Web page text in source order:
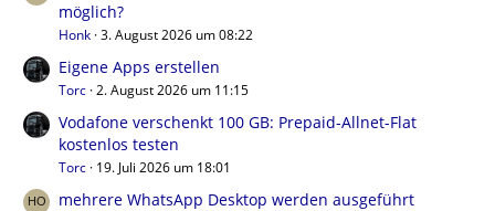
möglich?
Honk 3. August 2026 um 08:22
Eigene Apps erstellen
Torc 2. August 2026 um 11:15
Vodafone verschenkt 100 GB: Prepaid-Allnet-Flat
kostenlos testen
Torc 19. Juli 2026 um 18:01
mehrere WhatsApp Desktop werden ausgeführt